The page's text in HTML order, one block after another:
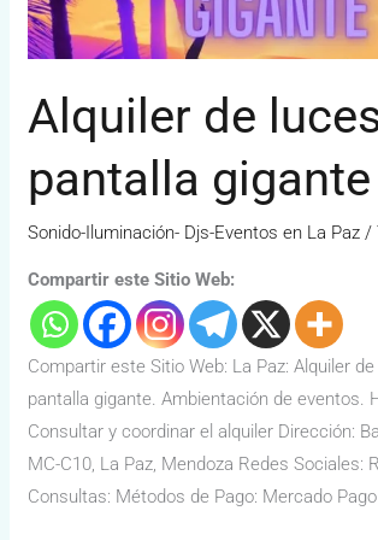
Alquiler de
pantalla gigante
Sonido-Iluminación- Djs-Eventos en La Paz /
Compartir este Sitio Web:
Compartir este Sitio Web: La Paz: Alquiler
pantalla gigante. Ambientación de eventos.
Consultar y coordinar el alquiler Dirección:
MC-C10, La Paz, Mendoza Redes Sociales:
Consultas: Métodos de Pago: Mercado